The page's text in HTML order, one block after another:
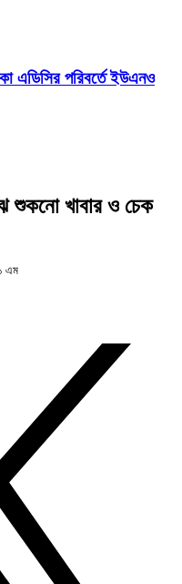
এডিসির পরিবর্তে ইউএনও
শুকনো খাবার ও চেক
এম